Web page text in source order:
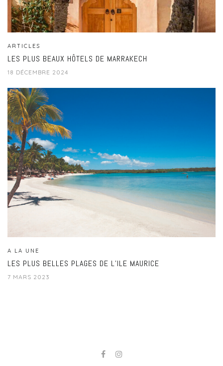
ARTICLES
LES PLUS BEAUX HÔTELS DE MARRAKECH
18 DÉCEMBRE 2024
A LA UNE
LES PLUS BELLES PLAGES DE L’ILE MAURICE
7 MARS 2023